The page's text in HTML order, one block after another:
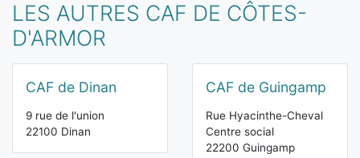
LES AUTRES CAF DE CÔTES-
D'ARMOR
CAF de Dinan
9 rue de l'union
22100 Dinan
CAF de Guingamp
Rue Hyacinthe-Cheval
Centre social
22200 Guingamp